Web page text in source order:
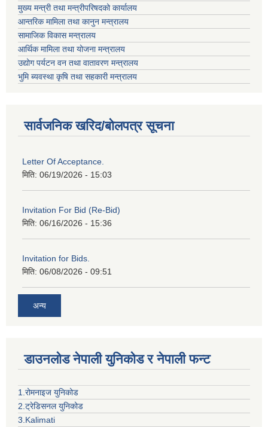
मुख्य मन्त्री तथा मन्त्रीपरिषदको कार्यालय
आन्तरिक मामिला तथा कानुन मन्त्रालय
सामाजिक विकास मन्त्रालय
आर्थिक मामिला तथा योजना मन्त्रालय
उद्योग पर्यटन वन तथा वातावरण मन्त्रालय
भुमि ब्यवस्था कृषि तथा सहकारी मन्त्रालय
सार्वजनिक खरिद/बोलपत्र सूचना
Letter Of Acceptance.
मिति: 06/19/2026 - 15:03
Invitation For Bid (Re-Bid)
मिति: 06/16/2026 - 15:36
Invitation for Bids.
मिति: 06/08/2026 - 09:51
अन्य
डाउनलोड नेपाली युनिकोड र नेपाली फन्ट
1.रोमनाइज युनिकोड
2.ट्रेडिसनल युनिकोड
3.Kalimati